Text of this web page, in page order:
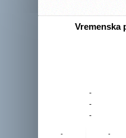
Vremenska
-
-
-
-
-